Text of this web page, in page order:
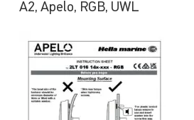
A2, Apelo, RGB, UWL